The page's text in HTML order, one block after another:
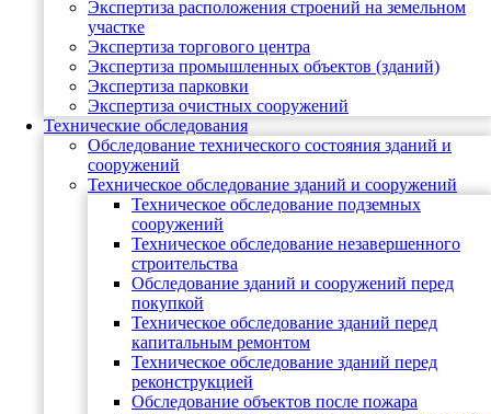
Экспертиза расположения строений на земельном
участке
Экспертиза торгового центра
Экспертиза промышленных объектов (зданий)
Экспертиза парковки
Экспертиза очистных сооружений
Технические обследования
Обследование технического состояния зданий и
сооружений
Техническое обследование зданий и сооружений
Техническое обследование подземных
сооружений
Техническое обследование незавершенного
строительства
Обследование зданий и сооружений перед
покупкой
Техническое обследование зданий перед
капитальным ремонтом
Техническое обследование зданий перед
реконструкцией
Обследование объектов после пожара